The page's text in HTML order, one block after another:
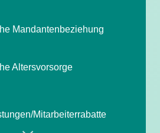
Mandantenbeziehung
Altersvorsorge
Mitarbeiterrabatte